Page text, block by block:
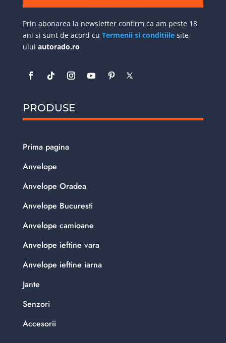
Prin abonarea la newsletter confirm ca am peste 18
ani si sunt de acord cu Termenii si conditiilesite-
ului autorado.ro
PRODUSE
Prima pagina
Anvelope
Anvelope Oradea
Anvelope Bucuresti
Anvelope camioane
Anvelope ieftine vara
Anvelope ieftine iarna
Jante
Senzori
Accesorii